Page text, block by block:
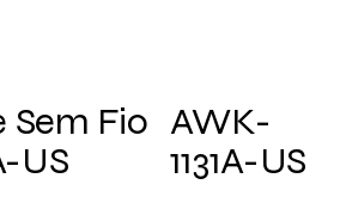
Sem Fio
US
AWK-
1131A-US